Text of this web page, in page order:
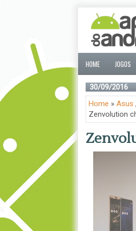
HOME JOGOS
30/09/2016
Home » Asus ,
Zenvolution